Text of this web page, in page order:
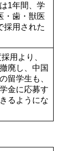
1年間、学
・歯・獣医
採用された
用より、
廃し、中国
留学生も、
金に応募す
るようにな